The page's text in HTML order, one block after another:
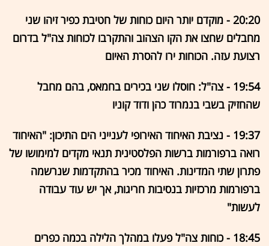
20:20 - מוקדם יותר היום כוחות של חטיבת כפיר זיהו שני
מחבלים שחצו את הקו הצהוב והתקרבו לכוחות צה"ל בדרום
רצועת עזה. הכוחות ירו להסרת האיום
19:54 - צה"ל: חוסלו שני בכירים בחמאס, בהם מחבל
שהחזיק בשבי בנמרוד כהן ודוד קוניו
19:37 - נציבת האיחוד האירופי לענייני הים התיכון: "האיחוד
רואה ברפורמות ברשות הפלסטינית תנאי מקדים למימושו של
פתרון שתי המדינות. האיחוד מכיר בהתקדמות שנרשמה
ברפורמות מרכזיות בנסיבות חריגות, אך יש עוד עבודה
לעשות"
18:45 - כוחות צה"ל פעלו במהלך הלילה בכמה כפרים